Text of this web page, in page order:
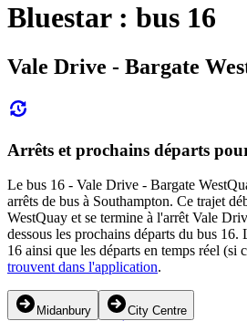
Bluestar : bus 16
Vale Drive - Bargate
Arrêts et prochains départs
Le bus 16 - Vale Drive - Bargate
arrêts de bus à Southampton. Ce trajet
WestQuay et se termine à l'arrêt Vale
dessous les prochains départs du bus
16 ainsi que les départs en temps réel (si
trouvent dans l'application.
Midanbury City Centre